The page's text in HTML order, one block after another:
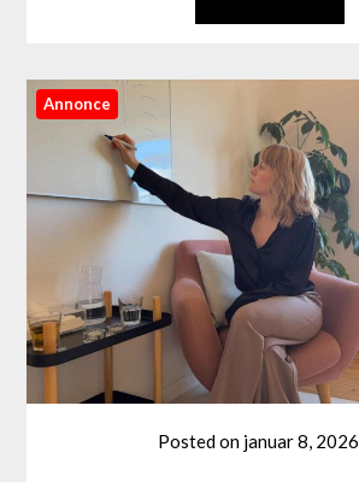
Annonce
Posted on januar 8, 2026